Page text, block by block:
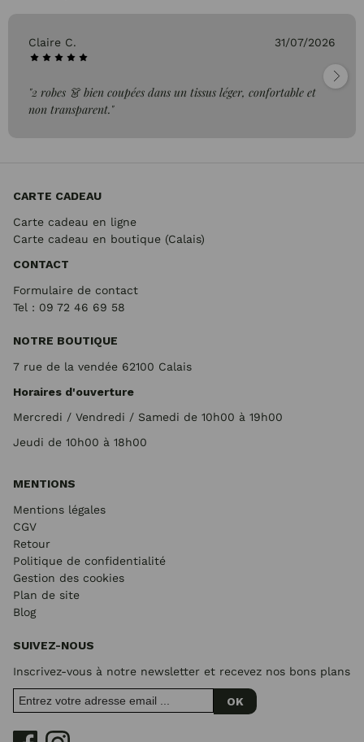
Claire C. 31/07/2026
"2 robes 👗 bien coupées dans un tissus léger, confortable et
non transparent."
CARTE CADEAU
Carte cadeau en ligne
Carte cadeau en boutique (Calais)
CONTACT
Formulaire de contact
Tel : 09 72 46 69 58
NOTRE BOUTIQUE
7 rue de la vendée 62100 Calais
Horaires d'ouverture
Mercredi / Vendredi / Samedi de 10h00 à 19h00
Jeudi de 10h00 à 18h00
MENTIONS
Mentions légales
CGV
Retour
Politique de confidentialité
Gestion des cookies
Plan de site
Blog
SUIVEZ-NOUS
Inscrivez-vous à notre newsletter et recevez nos bons plans
OK